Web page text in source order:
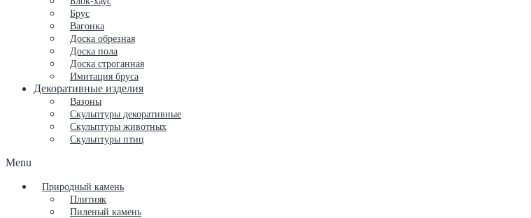
Брус
Вагонка
Доска обрезная
Доска пола
Доска строганная
Имитация бруса
Декоративные изделия
Вазоны
Скульптуры декоративные
Скульптуры животных
Скульптуры птиц
Menu
Природный камень
Плитняк
Пиленый камень